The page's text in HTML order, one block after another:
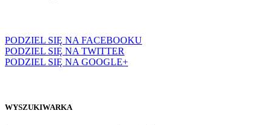
PODZIEL SIĘ NA FACEBOOKU
PODZIEL SIĘ NA TWITTER
PODZIEL SIĘ NA GOOGLE+
WYSZUKIWARKA